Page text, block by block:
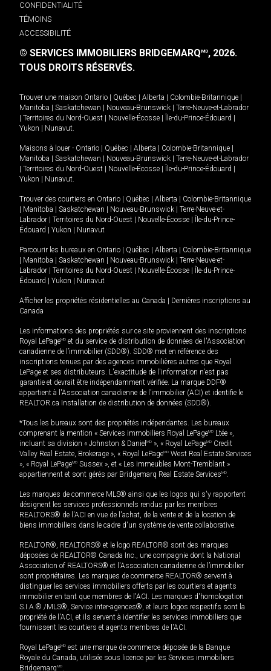
CONFIDENTIALITÉ
TÉMOINS
ACCESSIBILITÉ
© SERVICES IMMOBILIERS BRIDGEMARQMD, 2026.
TOUS DROITS RÉSERVÉS.
Trouver une maison Ontario Québec Alberta Colombie-Britannique
Manitoba
Saskatchewan Nouveau-Brunswick
Terre-Neuve-et-Labrador
Territoires du Nord-Ouest Nouvelle-Écosse Île-du-Prince-Édouard
Yukon
Nunavut.
Maisons à louer - Ontario Québec Alberta Colombie-Britannique
Manitoba
Saskatchewan Nouveau-Brunswick
Terre-Neuve-et-Labrador
Territoires du Nord-Ouest Nouvelle-Écosse Île-du-Prince-Édouard
Yukon
Nunavut.
Trouver des courtiers en Ontario Québec Alberta
Colombie-Britannique
Manitoba Saskatchewan Nouveau-Brunswick
Terre-Neuve-et-
Labrador
Territoires du Nord-Ouest Nouvelle-Écosse
Île-du-Prince-
Édouard
Yukon Nunavut
Parcourir les bureaux en Ontario Québec Alberta
Colombie-Britannique
Manitoba Saskatchewan Nouveau-Brunswick
Terre-Neuve-et-
Labrador
Territoires du Nord-Ouest Nouvelle-Écosse
Île-du-Prince-
Édouard
Yukon Nunavut
Afficher les propriétés résidentielles au Canada
Dernières inscriptions au
Canada
Les informations des propriétés sur ce site proviennent des inscriptions
Royal LePageMD et du service de distribution de données de l'Association
canadienne de l’immobilier (SDD®). SDD® met en référence des
inscriptions tenues par des agences immobilières autres que Royal
LePage et ses distributeurs. L'exactitude de l'information n'est pas
garantie et devrait être indépendamment vérifiée. La marque DDF®
appartient à l'Association canadienne de l’immobilier (ACI) et identifie le
REALTOR.ca Installation de distribution de données (SDD®).
*Tous les bureaux sont des propriétés indépendantes. Les bureaux
comprenant la mention « Services immobiliers Royal LePageMD Ltée »,
incluant sa division « Johnston & Daniel MD », « Royal LePageMD Credit
Valley Real Estate, Brokerage », « Royal LePageMD West Real Estate Services
», « Royal LePageMD Sussex », et « Les immeubles Mont-Tremblant »
appartiennent et sont gérés par Bridgemarq Real Estate ServicesMD.
Les marques de commerce MLS® ainsi que les logos qui s'y rapportent
désignent les services professionnels rendus par les membres
REALTORS® de l'ACI en vue de l'achat, de la vente et de la location de
biens immobiliers dans le cadre d'un système de vente collaborative.
REALTOR®, REALTORS® et le logo REALTOR® sont des marques
déposées de REALTOR® Canada Inc., une compagnie dont la National
Association of REALTORS® et l'Association canadienne de l’immobilier
sont propriétaires. Les marques de commerce REALTOR® servent à
distinguer les services immobiliers offerts par les courtiers et agents
immobilier en tant que membres de l'ACI. Les marques d'homologation
S.I.A.® /MLS®, Service inter-agences®, et leurs logos respectifs sont la
propriété de l'ACI, et ils servent à identifier les services immobiliers que
fournissent les courtiers et agents membres de l'ACI.
Royal LePageMD est une marque de commerce déposée de la Banque
Royale du Canada, utilisée sous licence par les Services immobiliers
BridgemarqMD.